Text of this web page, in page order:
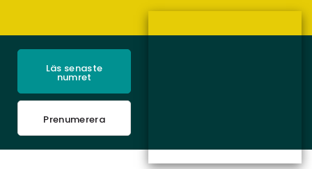
Läs senaste
numret
Prenumerera